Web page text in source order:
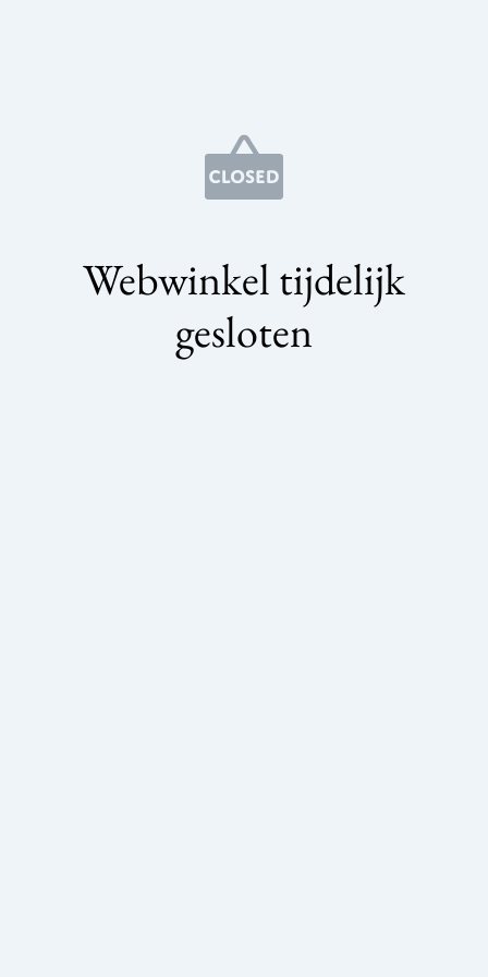
Webwinkel tijdelijk
gesloten